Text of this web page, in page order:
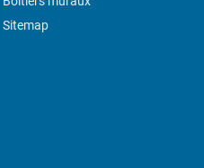
Sitemap